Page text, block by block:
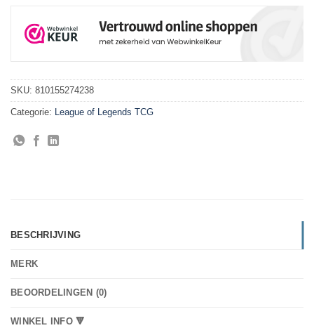
SKU: 810155274238
Categorie: League of Legends TCG
BESCHRIJVING
MERK
BEOORDELINGEN (0)
WINKEL INFO 🔻